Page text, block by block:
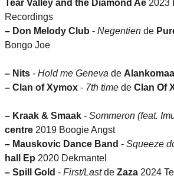
Tear Valley and the Diamond Ae 2023
Recordings
– Don Melody Club - Negentien de
Bongo Joe
– Nits - Hold me Geneva de
– Clan of Xymox - 7th time de Clan Of
– Kraak & Smaak - Sommeron (feat.
centre 2019 Boogie Angst
– Mauskovic Dance Band - Squeeze
hall Ep 2020 Dekmantel
– Spill Gold - First/Lastde Zaza 2024